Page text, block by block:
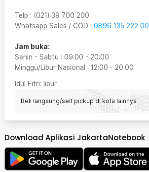
Telp : (021) 39 700 200
Whatsapp Sales / COD : 0896 135 222 00
Jam buka:
Senin - Sabtu : 09:00 - 20:00
Minggu/Libur Nasional : 12:00 - 20:00
Idul Fitri: libur
Beli langsung/self pickup di kota lainnya
Download Aplikasi JakartaNotebook